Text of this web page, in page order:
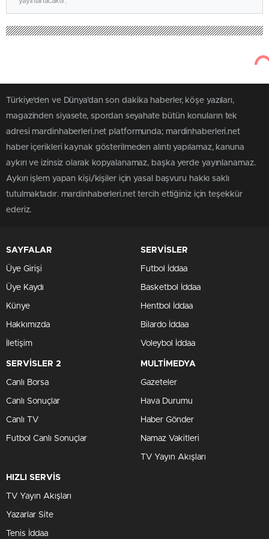
Türkiye'den ve Dünya’dan son dakika haberler, köşe yazıları,
magazinden siyasete, spordan seyahate bütün konuların tek
adresi mardinhaberleri.net platformunda; mardinhaberleri.net
haber içerikleri kaynak gösterilmeden alıntı yapılamaz, kanuna
aykırı ve izinsiz olarak kopyalanamaz, başka yerde yayınlanamaz.
Aykırı işlem yapan kişi/kişiler için yasal başvuru hakkı saklı
tutulmaktadır. mardinhaberleri.net tercih ettiğiniz için teşekkür
ederiz.
SAYFALAR
Üye Girişi
Üye Kaydı
Künye
Hakkımızda
İletişim
SERVİSLER
Futbol İddaa
Basketbol İddaa
Hentbol İddaa
Bilardo İddaa
Voleybol İddaa
SERVİSLER 2
Canlı Borsa
Canlı Sonuçlar
Canlı TV
Futbol Canlı Sonuçlar
MULTİMEDYA
Gazeteler
Hava Durumu
Haber Gönder
Namaz Vakitleri
TV Yayın Akışları
HIZLI SERVİS
TV Yayın Akışları
Yazarlar Site
Tenis İddaa